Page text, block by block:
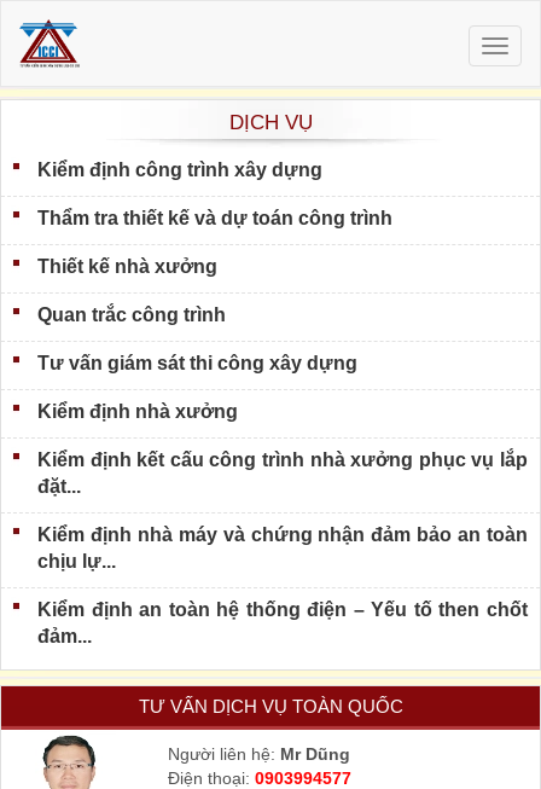
DỊCH VỤ
Kiểm định công trình xây dựng
Thẩm tra thiết kế và dự toán công trình
Thiết kế nhà xưởng
Quan trắc công trình
Tư vấn giám sát thi công xây dựng
Kiểm định nhà xưởng
Kiểm định kết cấu công trình nhà xưởng phục vụ lắp
đặt...
Kiểm định nhà máy và chứng nhận đảm bảo an toàn
chịu lự...
Kiểm định an toàn hệ thống điện – Yếu tố then chốt
đảm...
TƯ VẤN DỊCH VỤ TOÀN QUỐC
Người liên hệ: Mr Dũng
Điện thoại: 0903994577